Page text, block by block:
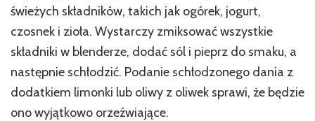
świeżych składników, takich jak ogórek, jogurt,
czosnek i zioła. Wystarczy zmiksować wszystkie
składniki w blenderze, dodać sól i pieprz do smaku, a
następnie schłodzić. Podanie schłodzonego dania z
dodatkiem limonki lub oliwy z oliwek sprawi, że będzie
ono wyjątkowo orzeźwiające.